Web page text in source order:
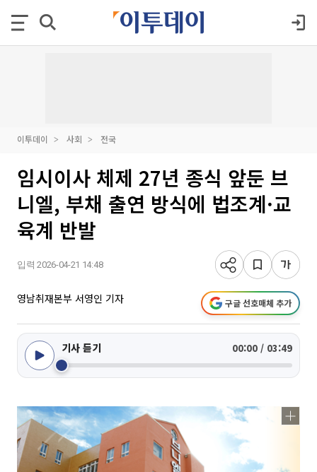
이투데이 사회 전국
임시이사 체제 27년 종식 앞둔 브
니엘, 부채 출연 방식에 법조계·교
육계 반발
입력 2026-04-21 14:48
영남취재본부 서영인 기자 구글 선호매체 추가
기사 듣기 00:00 / 03:49